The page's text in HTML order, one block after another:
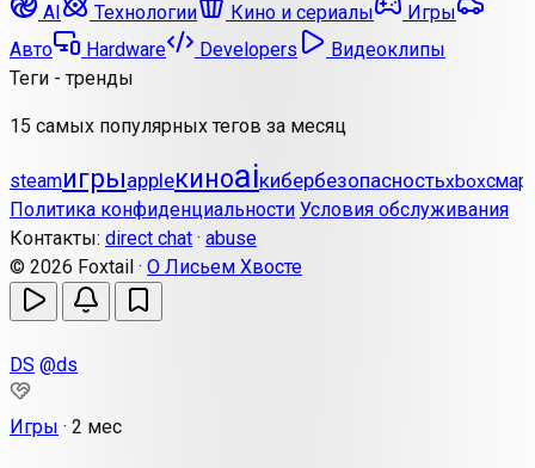
AI
Технологии Кино и сериалы
Игры
Авто
Hardware Developers
Видеоклипы
Теги - тренды
15 самых популярных тегов за месяц
steamигрыappleкиноaiкибербезопасностьxbox
Политика конфиденциальности Условия обслуживания
Контакты: direct chat · abuse
© 2026 Foxtail · О Лисьем Хвосте
DS @ds
Игры · 2 мес